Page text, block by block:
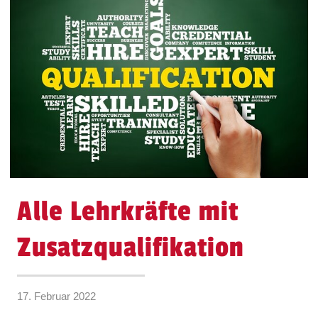
Alle Lehrkräfte mit
Zusatzqualifikation
17. Februar 2022